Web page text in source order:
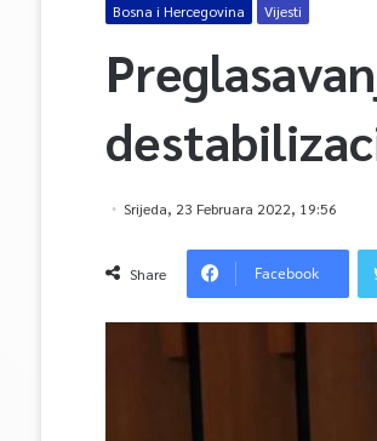
Bosna i Hercegovina Vijesti
Srijeda, 23 Februara 2022, 19:56
Share Facebook